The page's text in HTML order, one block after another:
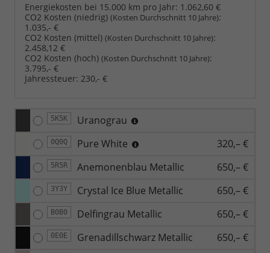
Energiekosten bei 15.000 km pro Jahr: 1.062,60 €
CO2 Kosten (niedrig) (Kosten Durchschnitt 10 Jahre):
1.035,- €
CO2 Kosten (mittel) (Kosten Durchschnitt 10 Jahre):
2.458,12 €
CO2 Kosten (hoch) (Kosten Durchschnitt 10 Jahre):
3.795,- €
Jahressteuer: 230,- €
5K5K Uranograu
0Q0Q Pure White 320,– €
5R5R Anemonenblau Metallic 650,– €
3Y3Y Crystal Ice Blue Metallic 650,– €
B0B0 Delfingrau Metallic 650,– €
0E0E Grenadillschwarz Metallic 650,– €